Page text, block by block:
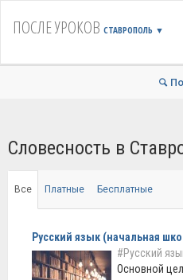
ПОСЛЕ УРОКОВ СТАВРОПОЛЬ ▼
Словесность в
Все Платные Бесплатные
Русский язык (начальная
#Русский
Основной